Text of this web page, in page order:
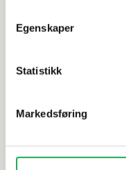
Egenskaper
Statistikk
Markedsføring
ALELUIA